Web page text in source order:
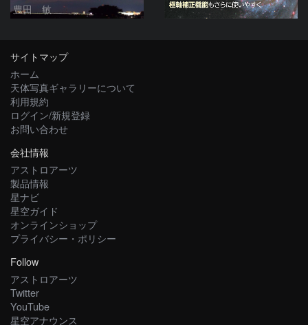
豊田 敏
サイトマップ
ホーム
天体写真ギャラリーについて
利用規約
ログイン/新規登録
お問い合わせ
会社情報
アストロアーツ
製品情報
星ナビ
星空ガイド
オンラインショップ
プライバシー・ポリシー
Follow
アストロアーツ
Twitter
YouTube
星空アナウンス